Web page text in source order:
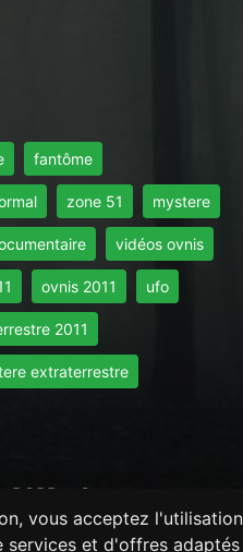
vous acceptez l'utilisation
services et d'offres adaptés
fantôme
zone 51 mystere
vidéos ovnis
ovnis 2011 ufo
2011
extraterrestre
RGPD Contact